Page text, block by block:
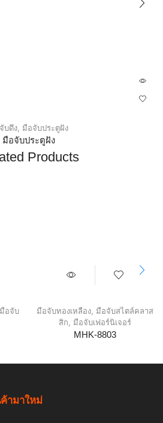
บดึง มือจับประตูฝัง
มือจับประตูฝัง
Products
มือจับ
มือจับทองเหลือง มือจับสไตล์คลาส
สิก
มือจับเฟอร์นิเจอร์
MHK-8803
ามาใหม่